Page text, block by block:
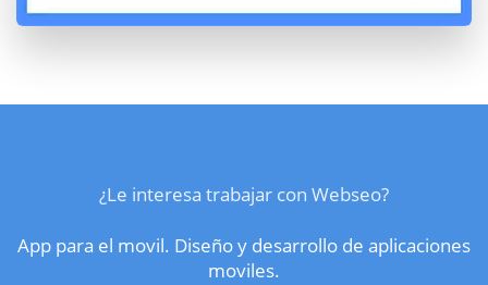
¿Le interesa trabajar con Webseo?
App para el movil. Diseño y desarrollo de aplicaciones
moviles.